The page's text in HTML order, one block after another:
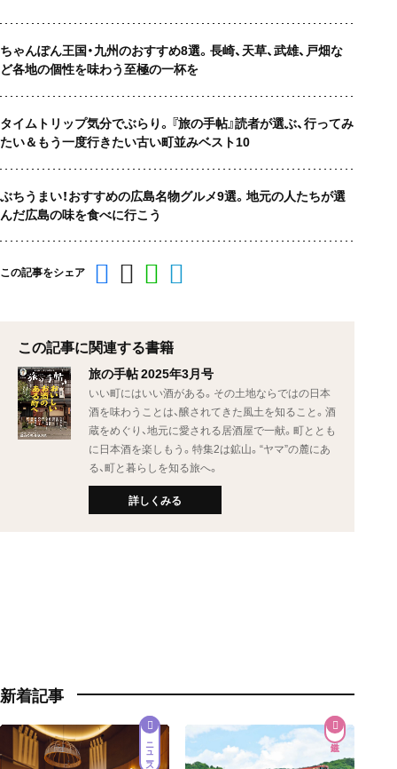
ちゃんぽん王国・九州のおすすめ8選。長崎、天草、武雄、戸畑な
ど各地の個性を味わう至極の一杯を
タイムトリップ気分でぶらり。『旅の手帖』読者が選ぶ、行ってみ
たい＆もう一度行きたい古い町並みベスト10
ぶちうまい！おすすめの広島名物グルメ9選。地元の人たちが選
んだ広島の味を食べに行こう
この記事をシェア
この記事に関連する書籍
旅の手帖 2025年3月号
いい町にはいい酒がある。その土地ならではの日本
酒を味わうことは、醸されてきた風土を知ること。酒
蔵をめぐり、地元に愛される居酒屋で一献。町ととも
に日本酒を楽しもう。特集2は鉱山。“ヤマ”の麓にあ
る、町と暮らしを知る旅へ。
詳しくみる
新着記事
ニュース